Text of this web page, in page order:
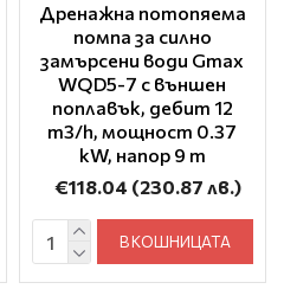
Дренажна потопяема
помпа за силно
замърсени води Gmax
WQD5-7 с външен
поплавък, дебит 12
m3/h, мощност 0.37
kW, напор 9 m
€118.04 (230.87 лв.)
В КОШНИЦАТА